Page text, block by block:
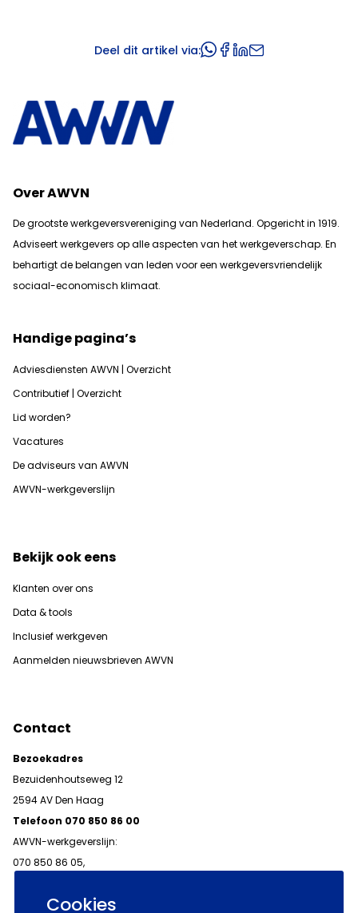
Cookies
Deel dit artikel via:
Over AWVN
De grootste werkgeversvereniging van Nederland. Opgericht in 1919.
Adviseert werkgevers op alle aspecten van het werkgeverschap. En
behartigt de belangen van leden voor een werkgeversvriendelijk
sociaal-economisch klimaat.
Handige pagina’s
Adviesdiensten AWVN | Overzicht
Contributief | Overzicht
Lid worden?
Vacatures
De adviseurs van AWVN
AWVN-werkgeverslijn
Bekijk ook eens
Klanten over ons
Data & tools
Inclusief werkgeven
Aanmelden nieuwsbrieven AWVN
Contact
Bezoekadres
Bezuidenhoutseweg 12
2594 AV Den Haag
Telefoon 070 850 86 00
AWVN-werkgeverslijn:
070 850 86 05,